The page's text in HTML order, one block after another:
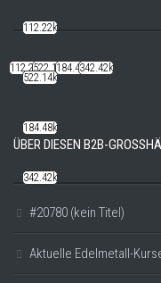
112.22k522.14k184.48k342.42k
ÜBER DIESEN B2B-
#20780 (kein Titel)
Aktuelle Edelmetall-
112.22k
522.14k
184.48k
342.42k